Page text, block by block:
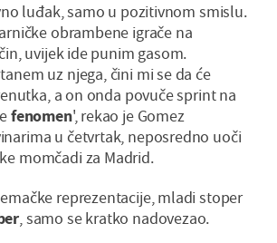
luđak, samo u pozitivnom smislu.
obrambene igrače na
uvijek ide punim gasom.
uz njega, čini mi se da će
a on onda povuče sprint na
fenomen', rekao je Gomez
u četvrtak, neposredno uoči
momčadi za Madrid.
reprezentacije, mladi stoper
, samo se kratko nadovezao.